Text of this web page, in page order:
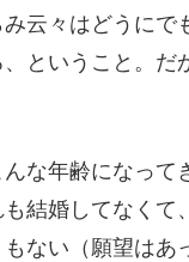
云々はどうにで
ということ。だ
な年齢になって
結婚してなくて
ない（願望はあ